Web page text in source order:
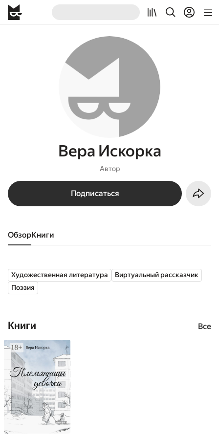
Вера Искорка
Автор
Подписаться
Обзор книги
Художественная литература
Виртуальный рассказчик
Поэзия
Книги Все